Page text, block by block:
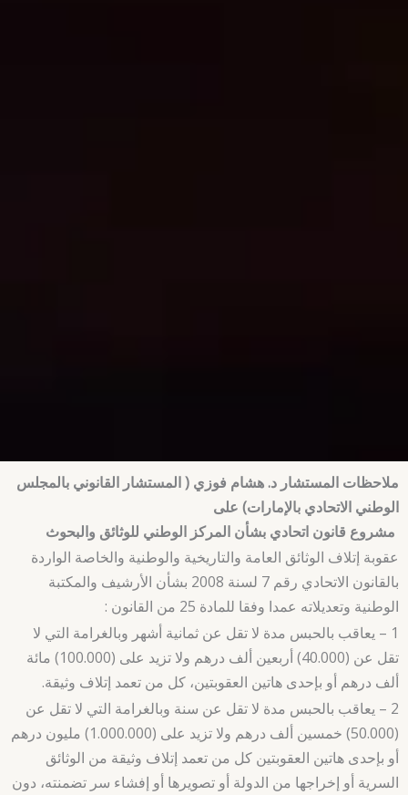
ملاحظات المستشار د. هشام فوزي ( المستشار القانوني بالمجلس
الوطني الاتحادي بالإمارات) على
مشروع قانون اتحادي بشأن المركز الوطني للوثائق والبحوث
عقوبة إتلاف الوثائق العامة والتاريخية والوطنية والخاصة الواردة
بالقانون الاتحادي رقم 7 لسنة 2008 بشأن الأرشيف والمكتبة
الوطنية وتعديلاته عمدا وفقا للمادة 25 من القانون :
1 – يعاقب بالحبس مدة لا تقل عن ثمانية أشهر وبالغرامة التي لا
تقل عن (40.000) أربعين ألف درهم ولا تزيد على (100.000) مائة
ألف درهم أو بإحدى هاتين العقوبتين، كل من تعمد إتلاف وثيقة.
2 – يعاقب بالحبس مدة لا تقل عن سنة وبالغرامة التي لا تقل عن
(50.000) خمسين ألف درهم ولا تزيد على (1.000.000) مليون درهم
أو بإحدى هاتين العقوبتين كل من تعمد إتلاف وثيقة من الوثائق
السرية أو إخراجها من الدولة أو تصويرها أو إفشاء سر تضمنته، دون